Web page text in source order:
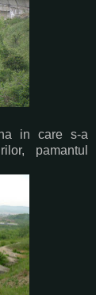
in care s-a
pamantul